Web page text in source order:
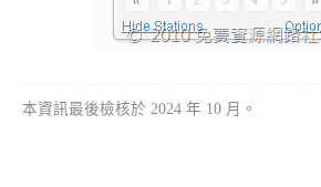
本資訊最後檢核於 2024 年 10 月。